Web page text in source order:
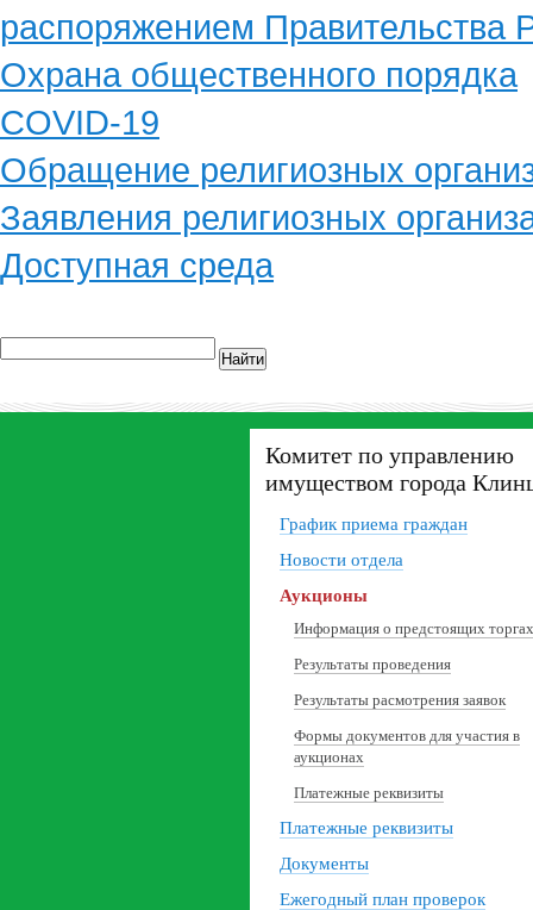
распоряжением
Охрана общественного порядка
COVID-19
Обращение религиозных
Заявления религиозных
Доступная среда
Найти
Комитет по управлению
имуществом города
График приема граждан
Новости отдела
Аукционы
Информация о предстоящих торгах
Результаты проведения
Результаты расмотрения заявок
Формы документов для участия в
аукционах
Платежные реквизиты
Платежные реквизиты
Документы
Ежегодный план проверок